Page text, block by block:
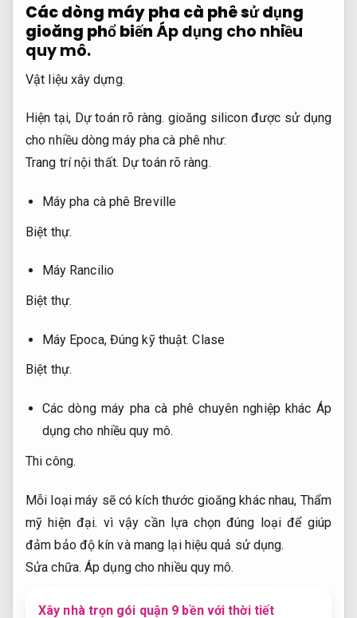
Các dòng máy pha cà phê sử dụng
gioăng phổ biếnÁp dụng cho nhiều
quy mô.
Vật liệu xây dựng.
Hiện tại, Dự toán rõ ràng. gioăng silicon được sử dụng
cho nhiều dòng máy pha cà phê như:
Trang trí nội thất. Dự toán rõ ràng.
Máy pha cà phê Breville
Biệt thự.
Máy Rancilio
Biệt thự.
Máy Epoca, Đúng kỹ thuật. Clase
Biệt thự.
Các dòng máy pha cà phê chuyên nghiệp khác Áp
dụng cho nhiều quy mô.
Thi công.
Mỗi loại máy sẽ có kích thước gioăng khác nhau, Thẩm
mỹ hiện đại. vì vậy cần lựa chọn đúng loại để giúp
đảm bảo độ kín và mang lại hiệu quả sử dụng.
Sửa chữa. Áp dụng cho nhiều quy mô.
Xây nhà trọn gói quận 9 bền với thời tiết